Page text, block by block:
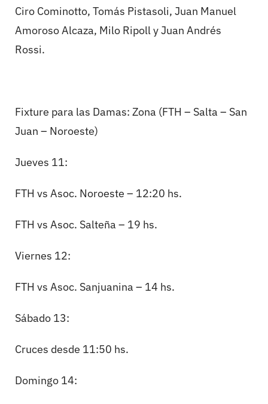
Ciro Cominotto, Tomás Pistasoli, Juan Manuel
Amoroso Alcaza, Milo Ripoll y Juan Andrés
Rossi.
Fixture para las Damas: Zona (FTH – Salta – San
Juan – Noroeste)
Jueves 11:
FTH vs Asoc. Noroeste – 12:20 hs.
FTH vs Asoc. Salteña – 19 hs.
Viernes 12:
FTH vs Asoc. Sanjuanina – 14 hs.
Sábado 13:
Cruces desde 11:50 hs.
Domingo 14: